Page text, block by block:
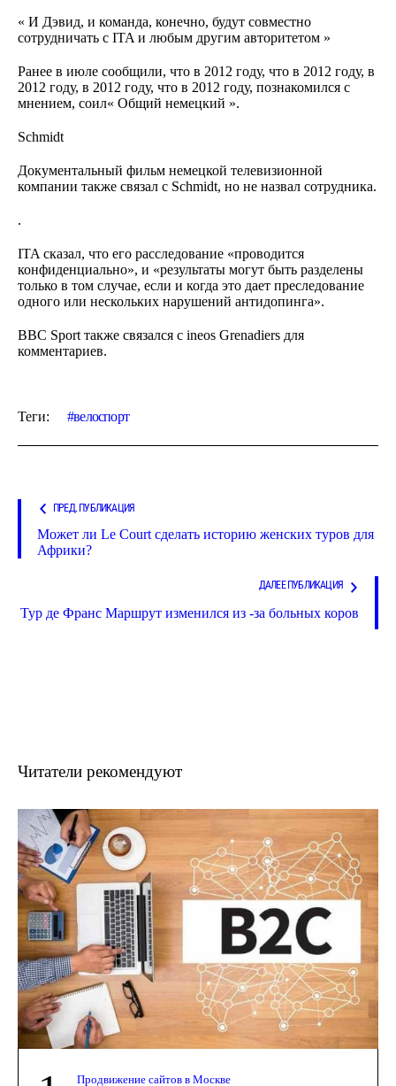
« И Дэвид, и команда, конечно, будут совместно
сотрудничать с ITA и любым другим авторитетом »
Ранее в июле сообщили, что в 2012 году, что в 2012 году, в
2012 году, в 2012 году, что в 2012 году, познакомился с
мнением, соил« Общий немецкий ».
Schmidt
Документальный фильм немецкой телевизионной
компании также связал с Schmidt, но не назвал сотрудника.
.
ITA сказал, что его расследование «проводится
конфиденциально», и «результаты могут быть разделены
только в том случае, если и когда это дает преследование
одного или нескольких нарушений антидопинга».
BBC Sport также связался с ineos Grenadiers для
комментариев.
Теги: велоспорт
ПРЕД. ПУБЛИКАЦИЯ
Может ли Le Court сделать историю женских туров для
Африки?
ДАЛЕЕ ПУБЛИКАЦИЯ
Тур де Франс Маршрут изменился из -за больных коров
Читатели рекомендуют
Продвижение сайтов в Москве